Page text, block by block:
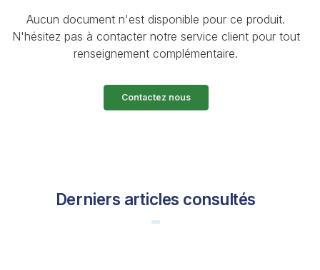
Aucun document n'est disponible pour ce produit.
N'hésitez pas à contacter notre service client pour tout
renseignement complémentaire.
Contactez nous
Derniers articles consultés